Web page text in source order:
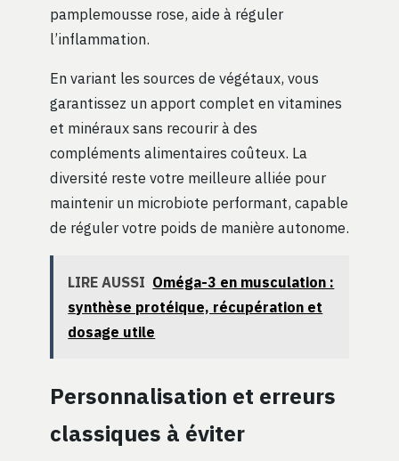
pamplemousse rose, aide à réguler
l’inflammation.
En variant les sources de végétaux, vous
garantissez un apport complet en vitamines
et minéraux sans recourir à des
compléments alimentaires coûteux. La
diversité reste votre meilleure alliée pour
maintenir un microbiote performant, capable
de réguler votre poids de manière autonome.
LIRE AUSSI Oméga-3 en musculation :
synthèse protéique, récupération et
dosage utile
Personnalisation et erreurs
classiques à éviter